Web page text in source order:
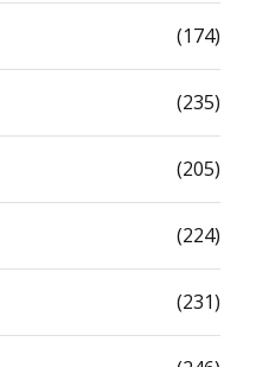
(174)
(235)
(205)
(224)
(231)